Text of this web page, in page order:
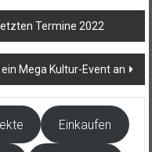
Termine 2022
Mega Kultur-Event an
Einkaufen